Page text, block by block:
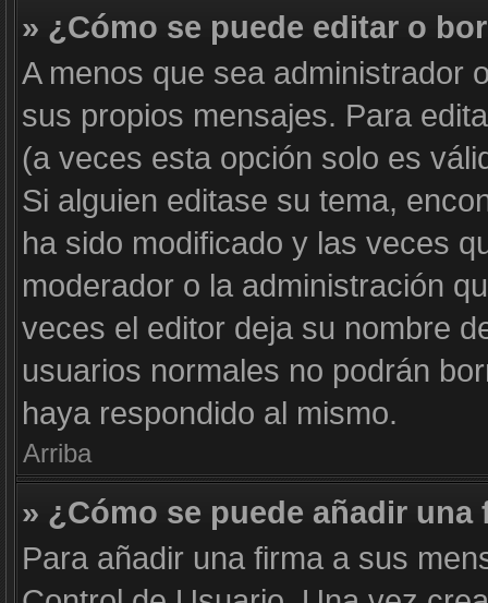
» ¿Cómo se puede editar o
A menos que sea administrador
sus propios mensajes. Para
(a veces esta opción solo es
Si alguien editase su tema,
ha sido modificado y las veces
moderador o la administración
veces el editor deja su nombre
usuarios normales no podrán
haya respondido al mismo.
Arriba
» ¿Cómo se puede añadir una
Para añadir una firma a sus